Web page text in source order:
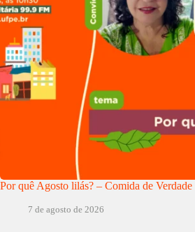
Por quê Agosto lilás? – Comida de Verdade
7 de agosto de 2026